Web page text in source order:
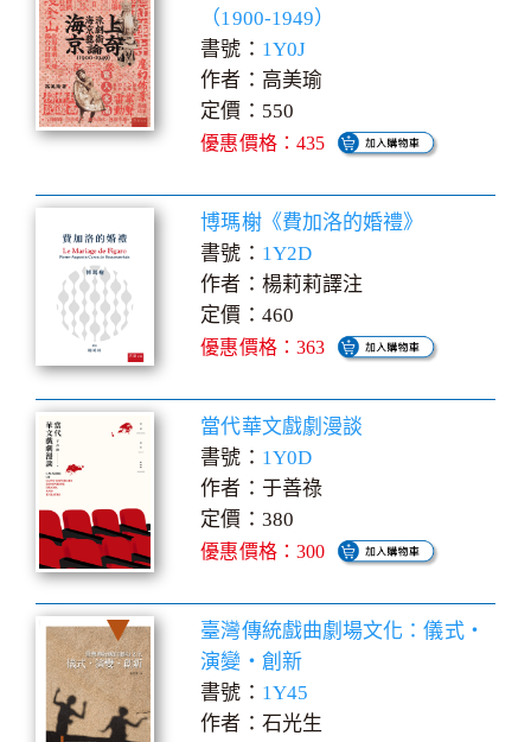
（1900-1949）
書號： 1Y0J
作者：高美瑜
定價：550
優惠價格：435
博瑪榭《費加洛的婚禮》
書號： 1Y2D
作者：楊莉莉譯注
定價：460
優惠價格：363
當代華文戲劇漫談
書號： 1Y0D
作者：于善祿
定價：380
優惠價格：300
臺灣傳統戲曲劇場文化：儀式‧
演變‧創新
書號： 1Y45
作者：石光生